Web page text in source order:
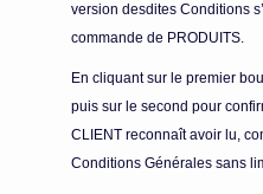
version desdites Conditions
commande de PRODUITS.
En cliquant sur le premier
puis sur le second pour
CLIENT reconnaît avoir lu,
Conditions Générales sans